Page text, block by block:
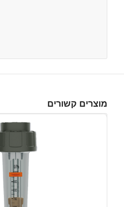
מוצרים קשורים